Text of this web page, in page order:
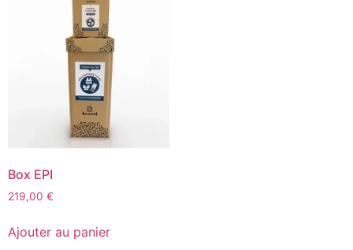
Box EPI
219,00 €
Ajouter au panier